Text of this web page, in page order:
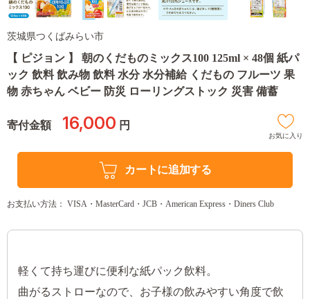
茨城県つくばみらい市
【 ピジョン 】 朝のくだものミックス100 125ml × 48個 紙パ
ック 飲料 飲み物 飲料 水分 水分補給 くだもの フルーツ 果
物 赤ちゃん ベビー 防災 ローリングストック 災害 備蓄
寄付金額 16,000 円
お気に入り
カートに追加する
お支払い方法： VISA・MasterCard・JCB・American Express・Diners Club
軽くて持ち運びに便利な紙パック飲料。
曲がるストローなので、お子様の飲みやすい角度で飲